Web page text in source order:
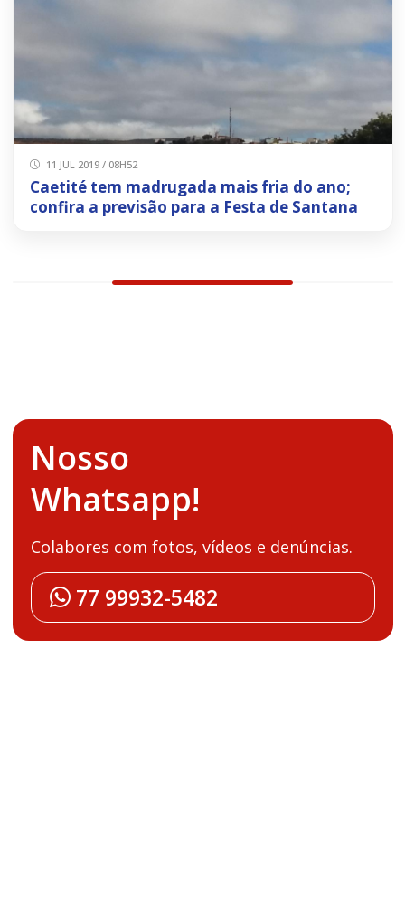
11 JUL 2019 / 08H52
Caetité tem madrugada mais fria do ano;
confira a previsão para a Festa de Santana
Nosso
Whatsapp!
Colabores com fotos, vídeos e denúncias.
77 99932-5482